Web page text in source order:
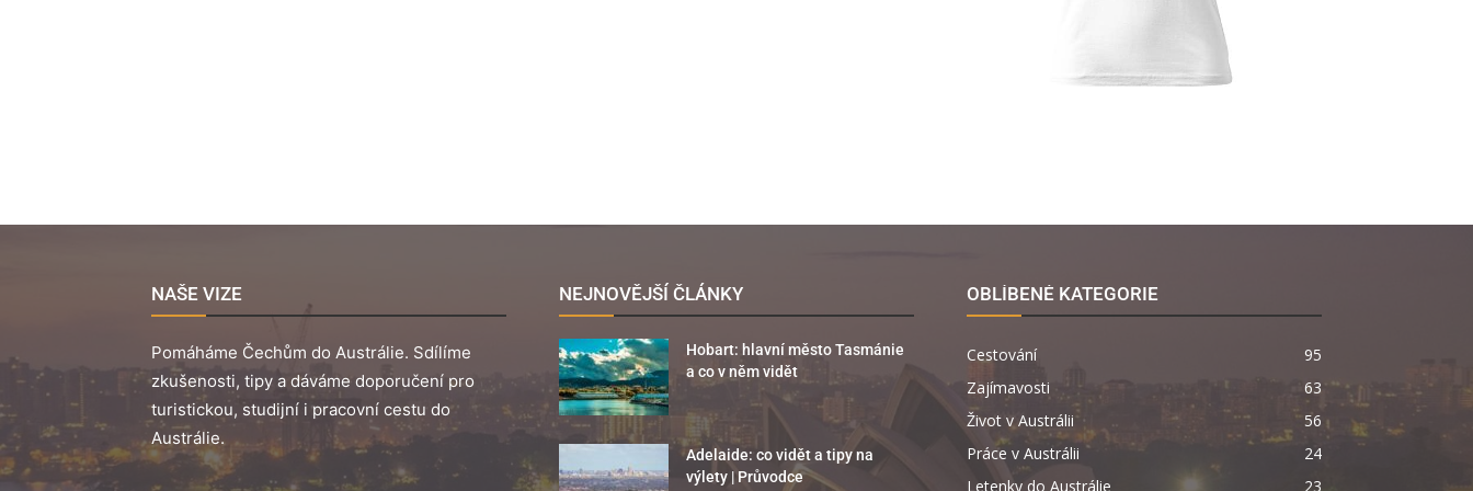
NAŠE VIZE
Pomáháme Čechům do Austrálie. Sdílíme
zkušenosti, tipy a dáváme doporučení pro
turistickou, studijní i pracovní cestu do
Austrálie.
NEJNOVĚJŠÍ ČLÁNKY
Hobart: hlavní město Tasmánie
a co v něm vidět
Adelaide: co vidět a tipy na
výlety | Průvodce
OBLÍBENÉ KATEGORIE
Cestování
95
Zajímavosti
63
Život v Austrálii
56
Práce v Austrálii
24
Letenky do Austrálie
23